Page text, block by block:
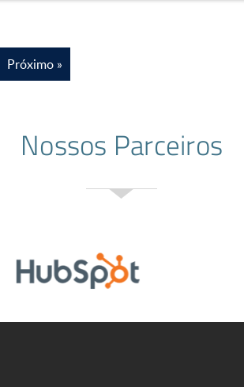
Próximo »
Nossos Parceiros